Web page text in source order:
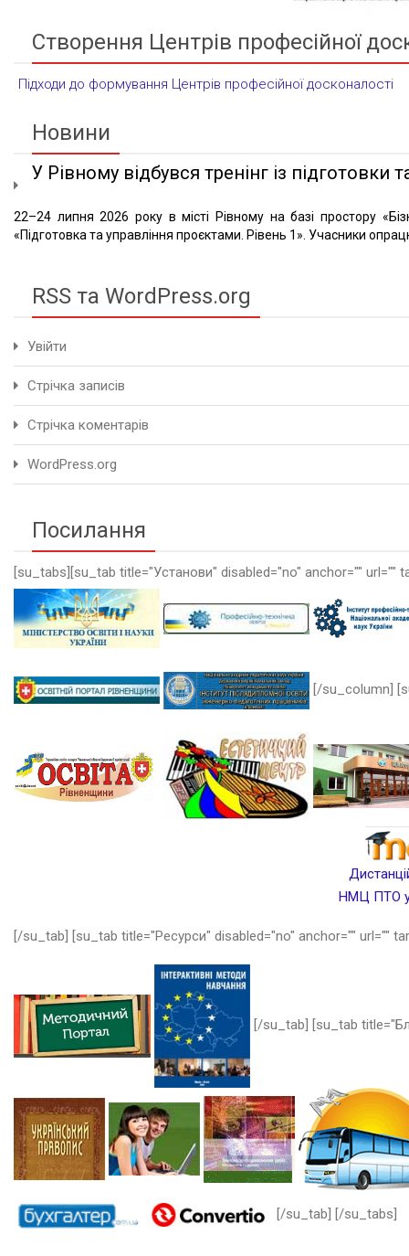
Створення Центрів професійної
Підходи до формування Центрів професійної досконалості
Новини
У Рівному відбувся тренінг із підготовки
22–24 липня 2026 року в місті Рівному на базі простору
«Підготовка та управління проєктами. Рівень 1». Учасники
RSS та WordPress.org
Увійти
Стрічка записів
Стрічка коментарів
WordPress.org
Посилання
[su_tabs][su_tab title="Установи" disabled="no" anchor=""
[/su_column]
НМЦ ПТО у
[/su_tab] [su_tab title="Ресурси" disabled="no" anchor="" url=""
[/su_tab] [su_tab
[/su_tab] [/su_tabs]